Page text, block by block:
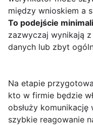
między wnioskiem a
To podejście
zazwyczaj wynikają
danych lub zbyt
Na etapie
kto w firmie będzie
obsłuży
szybkie reagowanie